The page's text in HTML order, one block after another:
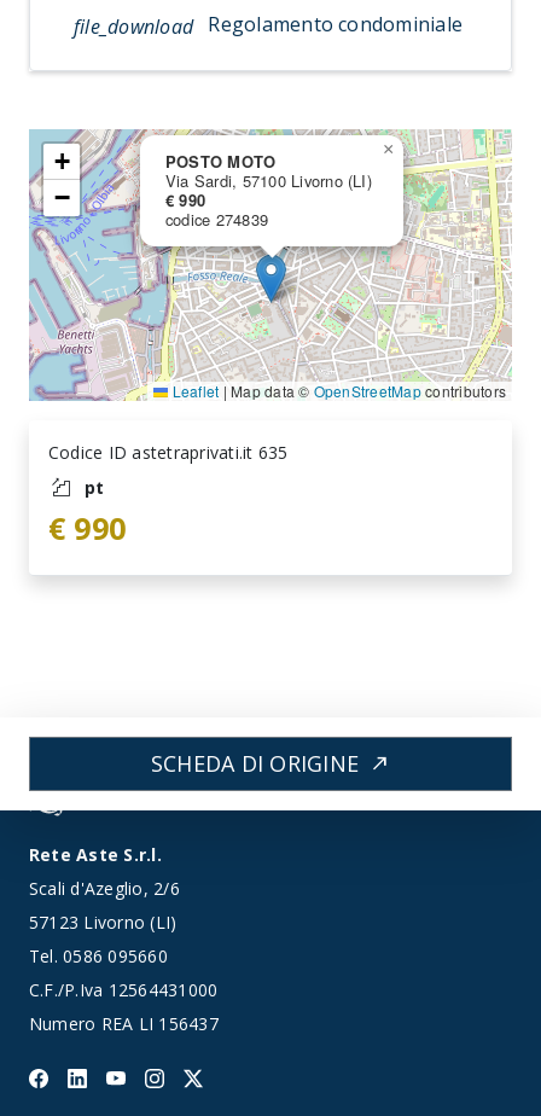
file_download Regolamento condominiale
POSTO MOTO
Via Sardi, 57100 Livorno (LI)
€ 990
codice 274839
×
+
−
Leaflet | Map data © OpenStreetMapcontributors
Codice ID astetraprivati.it 635
pt
€ 990
SCHEDA DI ORIGINE north_east
Rete Aste S.r.l.
Scali d'Azeglio, 2/6
57123 Livorno (LI)
Tel.0586 095660
C.F./P.Iva 12564431000
Numero REA LI 156437